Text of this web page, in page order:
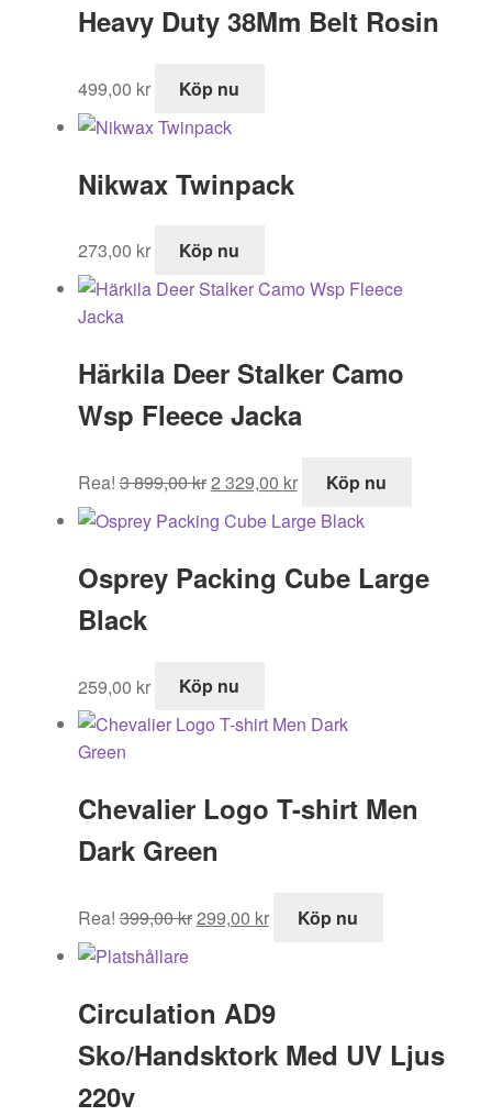
Heavy Duty 38Mm Belt Rosin
499,00 kr Köp nu
Nikwax Twinpack
273,00 kr Köp nu
Härkila Deer Stalker Camo
Wsp Fleece Jacka
Rea! 3 899,00kr
ursprungliga
priset
3
2 329,00 kr
nuvarande
priset
2
Köp nu
Osprey Packing Cube Large
Black
259,00 kr Köp nu
Chevalier Logo T-shirt Men
Dark Green
Rea! 399,00kr
ursprungliga
399,00 kr.
299,00 kr
nuvarande
299,00 kr.
Köp nu
Circulation AD9
Sko/Handsktork Med UV Ljus
220v